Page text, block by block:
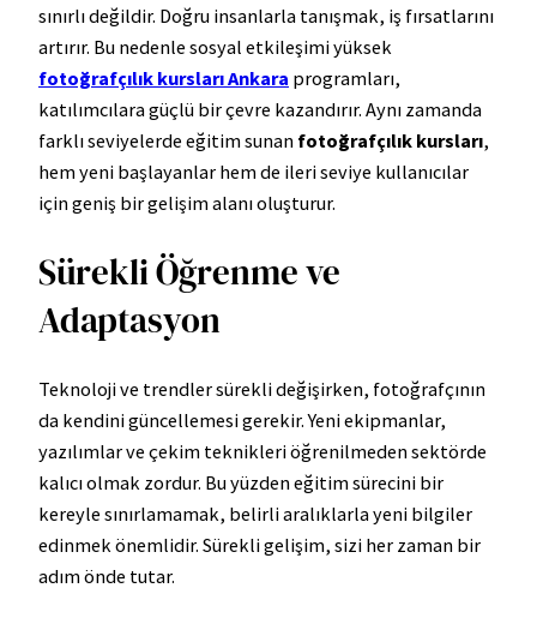
sınırlı değildir. Doğru insanlarla tanışmak, iş fırsatlarını
artırır. Bu nedenle sosyal etkileşimi yüksek
fotoğrafçılık kursları Ankara programları,
katılımcılara güçlü bir çevre kazandırır. Aynı zamanda
farklı seviyelerde eğitim sunan fotoğrafçılık kursları,
hem yeni başlayanlar hem de ileri seviye kullanıcılar
için geniş bir gelişim alanı oluşturur.
Sürekli Öğrenme ve
Adaptasyon
Teknoloji ve trendler sürekli değişirken, fotoğrafçının
da kendini güncellemesi gerekir. Yeni ekipmanlar,
yazılımlar ve çekim teknikleri öğrenilmeden sektörde
kalıcı olmak zordur. Bu yüzden eğitim sürecini bir
kereyle sınırlamamak, belirli aralıklarla yeni bilgiler
edinmek önemlidir. Sürekli gelişim, sizi her zaman bir
adım önde tutar.